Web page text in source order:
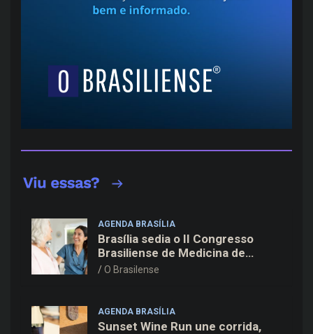
AGENDA BRASÍLIA
Brasília sedia o II Congresso
Brasiliense de Medicina de
Família e Comunidade na Fiocruz
O Brasilense
AGENDA BRASÍLIA
Sunset Wine Run une corrida,